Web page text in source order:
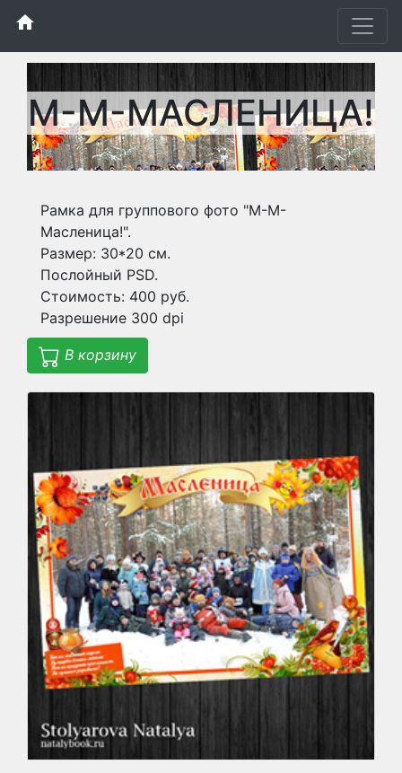
home
М-М-МАСЛЕНИЦА!
Рамка для группового фото "М-М-
Масленица!".
Размер: 30*20 см.
Послойный PSD.
Стоимость: 400 руб.
Разрешение 300 dpi
В корзину